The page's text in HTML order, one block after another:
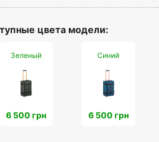
цвета модели:
Зеленый
6 500 грн
Синий
6 500 грн